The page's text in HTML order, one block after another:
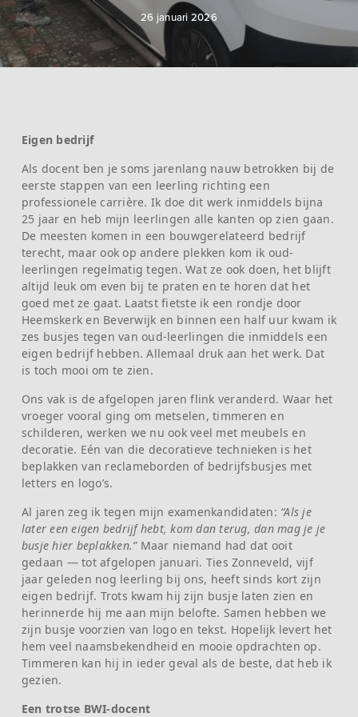
26 januari 2026
Eigen bedrijf
Als docent ben je soms jarenlang nauw betrokken bij de
eerste stappen van een leerling richting een
professionele carrière. Ik doe dit werk inmiddels bijna
25 jaar en heb mijn leerlingen alle kanten op zien gaan.
De meesten komen in een bouwgerelateerd bedrijf
terecht, maar ook op andere plekken kom ik oud-
leerlingen regelmatig tegen. Wat ze ook doen, het blijft
altijd leuk om even bij te praten en te horen dat het
goed met ze gaat. Laatst fietste ik een rondje door
Heemskerk en Beverwijk en binnen een half uur kwam ik
zes busjes tegen van oud-leerlingen die inmiddels een
eigen bedrijf hebben. Allemaal druk aan het werk. Dat
is toch mooi om te zien.
Ons vak is de afgelopen jaren flink veranderd. Waar het
vroeger vooral ging om metselen, timmeren en
schilderen, werken we nu ook veel met meubels en
decoratie. Eén van die decoratieve technieken is het
beplakken van reclameborden of bedrijfsbusjes met
letters en logo’s.
Al jaren zeg ik tegen mijn examenkandidaten: “Als je
later een eigen bedrijf hebt, kom dan terug, dan mag je je
busje hier beplakken.”Maar niemand had dat ooit
gedaan — tot afgelopen januari. Ties Zonneveld, vijf
jaar geleden nog leerling bij ons, heeft sinds kort zijn
eigen bedrijf. Trots kwam hij zijn busje laten zien en
herinnerde hij me aan mijn belofte. Samen hebben we
zijn busje voorzien van logo en tekst. Hopelijk levert het
hem veel naamsbekendheid en mooie opdrachten op.
Timmeren kan hij in ieder geval als de beste, dat heb ik
gezien.
Een trotse BWI-docent